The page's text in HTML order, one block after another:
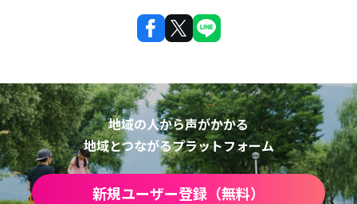
地域の人から声がかかる
地域とつながるプラットフォーム
新規ユーザー登録（無料）